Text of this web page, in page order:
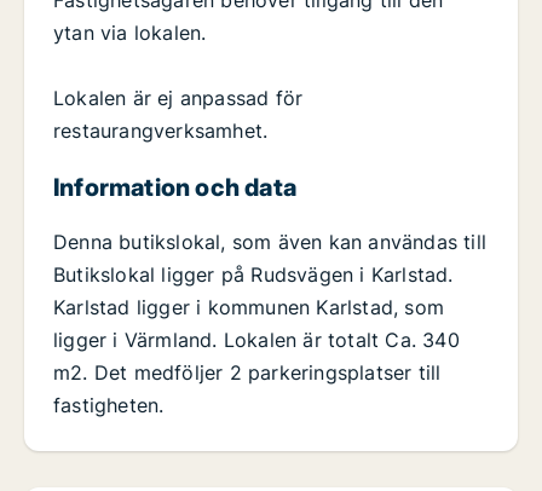
ytan via lokalen.
Lokalen är ej anpassad för
restaurangverksamhet.
Information och data
Denna butikslokal, som även kan användas till
Butikslokal ligger på Rudsvägen i Karlstad.
Karlstad ligger i kommunen Karlstad, som
ligger i Värmland. Lokalen är totalt Ca. 340
m2. Det medföljer 2 parkeringsplatser till
fastigheten.